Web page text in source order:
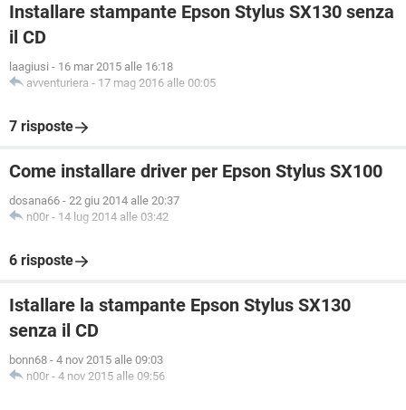
Installare stampante Epson Stylus SX130 senza
il CD
laagiusi - 16 mar 2015 alle 16:18
avventuriera - 17 mag 2016 alle 00:05
7 risposte
Come installare driver per Epson Stylus SX100
dosana66 - 22 giu 2014 alle 20:37
n00r - 14 lug 2014 alle 03:42
6 risposte
Istallare la stampante Epson Stylus SX130
senza il CD
bonn68 - 4 nov 2015 alle 09:03
n00r - 4 nov 2015 alle 09:56